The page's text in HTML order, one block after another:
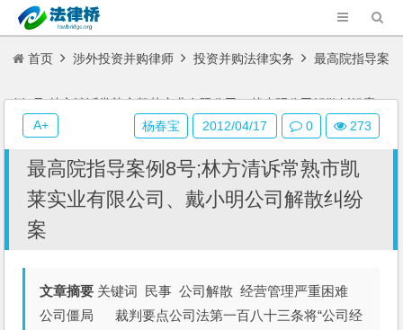
首页 涉外投资并购律师 投资并购法律实务 最高院指导案
例8号;林方清诉常熟市凯莱实业有限公司、戴小明公司解散纠纷案
最高院指导案例8号;林方清诉常熟市凯
莱实业有限公司、戴小明公司解散纠纷
案
文章摘要 关键词 民事 公司解散 经营管理严重困难
公司僵局 裁判要点公司法第一百八十三条将“公司经
杨春宝 2012/04/17 0 273
A+